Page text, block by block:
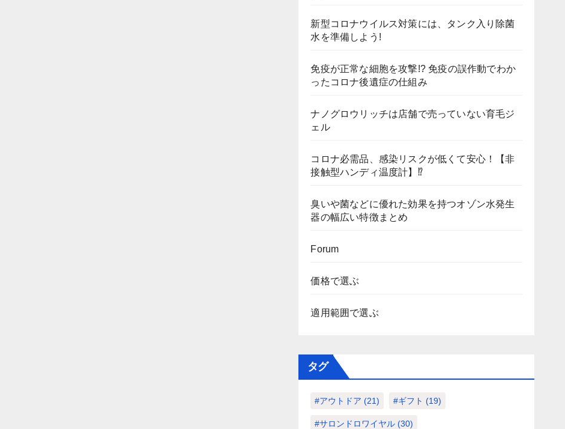
新型コロナウイルス対策には、タンク入り除菌
水を準備しよう!
免疫が正常な細胞を攻撃!? 免疫の誤作動でわか
ったコロナ後遺症の仕組み
ナノグロウリッチは店舗で売っていない育毛ジ
ェル
コロナ必需品、感染リスクが低くて安心！【非
接触型ハンディ温度計】⁉
臭いや菌などに優れた効果を持つオゾン水発生
器の幅広い特徴まとめ
Forum
価格で選ぶ
適用範囲で選ぶ
タグ
#アウトドア (21) #ギフト (19)
#サロンドロワイヤル (30)